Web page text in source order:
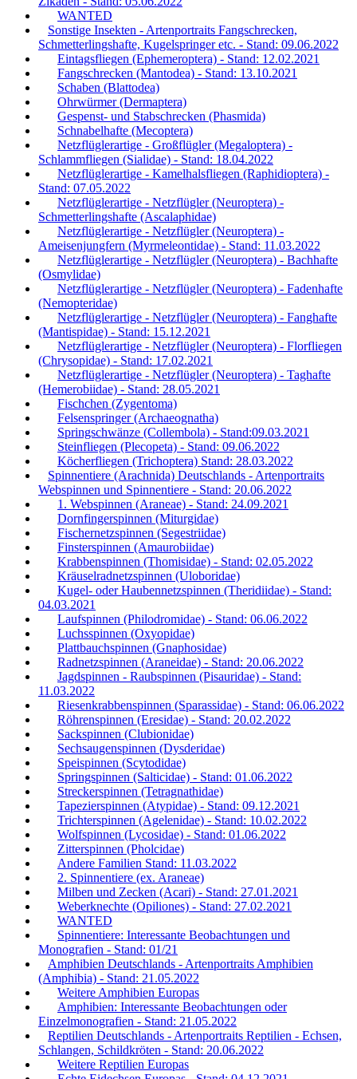
WANTED
Sonstige Insekten - Artenportraits Fangschrecken,
Schmetterlingshafte, Kugelspringer etc. - Stand: 09.06.2022
Eintagsfliegen (Ephemeroptera) - Stand: 12.02.2021
Fangschrecken (Mantodea) - Stand: 13.10.2021
Schaben (Blattodea)
Ohrwürmer (Dermaptera)
Gespenst- und Stabschrecken (Phasmida)
Schnabelhafte (Mecoptera)
Netzflüglerartige - Großflügler (Megaloptera) -
Schlammfliegen (Sialidae) - Stand: 18.04.2022
Netzflüglerartige - Kamelhalsfliegen (Raphidioptera) -
Stand: 07.05.2022
Netzflüglerartige - Netzflügler (Neuroptera) -
Schmetterlingshafte (Ascalaphidae)
Netzflüglerartige - Netzflügler (Neuroptera) -
Ameisenjungfern (Myrmeleontidae) - Stand: 11.03.2022
Netzflüglerartige - Netzflügler (Neuroptera) - Bachhafte
(Osmylidae)
Netzflüglerartige - Netzflügler (Neuroptera) - Fadenhafte
(Nemopteridae)
Netzflüglerartige - Netzflügler (Neuroptera) - Fanghafte
(Mantispidae) - Stand: 15.12.2021
Netzflüglerartige - Netzflügler (Neuroptera) - Florfliegen
(Chrysopidae) - Stand: 17.02.2021
Netzflüglerartige - Netzflügler (Neuroptera) - Taghafte
(Hemerobiidae) - Stand: 28.05.2021
Fischchen (Zygentoma)
Felsenspringer (Archaeognatha)
Springschwänze (Collembola) - Stand:09.03.2021
Steinfliegen (Plecopeta) - Stand: 09.06.2022
Köcherfliegen (Trichoptera) Stand: 28.03.2022
Spinnentiere (Arachnida) Deutschlands - Artenportraits
Webspinnen und Spinnentiere - Stand: 20.06.2022
1. Webspinnen (Araneae) - Stand: 24.09.2021
Dornfingerspinnen (Miturgidae)
Fischernetzspinnen (Segestriidae)
Finsterspinnen (Amaurobiidae)
Krabbenspinnen (Thomisidae) - Stand: 02.05.2022
Kräuselradnetzspinnen (Uloboridae)
Kugel- oder Haubennetzspinnen (Theridiidae) - Stand:
04.03.2021
Laufspinnen (Philodromidae) - Stand: 06.06.2022
Luchsspinnen (Oxyopidae)
Plattbauchspinnen (Gnaphosidae)
Radnetzspinnen (Araneidae) - Stand: 20.06.2022
Jagdspinnen - Raubspinnen (Pisauridae) - Stand:
11.03.2022
Riesenkrabbenspinnen (Sparassidae) - Stand: 06.06.2022
Röhrenspinnen (Eresidae) - Stand: 20.02.2022
Sackspinnen (Clubionidae)
Sechsaugenspinnen (Dysderidae)
Speispinnen (Scytodidae)
Springspinnen (Salticidae) - Stand: 01.06.2022
Streckerspinnen (Tetragnathidae)
Tapezierspinnen (Atypidae) - Stand: 09.12.2021
Trichterspinnen (Agelenidae) - Stand: 10.02.2022
Wolfspinnen (Lycosidae) - Stand: 01.06.2022
Zitterspinnen (Pholcidae)
Andere Familien Stand: 11.03.2022
2. Spinnentiere (ex. Araneae)
Milben und Zecken (Acari) - Stand: 27.01.2021
Weberknechte (Opiliones) - Stand: 27.02.2021
WANTED
Spinnentiere: Interessante Beobachtungen und
Monografien - Stand: 01/21
Amphibien Deutschlands - Artenportraits Amphibien
(Amphibia) - Stand: 21.05.2022
Weitere Amphibien Europas
Amphibien: Interessante Beobachtungen oder
Einzelmonografien - Stand: 21.05.2022
Reptilien Deutschlands - Artenportraits Reptilien - Echsen,
Schlangen, Schildkröten - Stand: 20.06.2022
Weitere Reptilien Europas